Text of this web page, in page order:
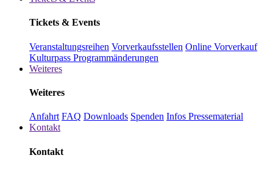
Tickets & Events
Veranstaltungsreihen Vorverkaufsstellen Online Vorverkauf
Kulturpass Programmänderungen
Weiteres
Weiteres
Anfahrt FAQ Downloads Spenden Infos Pressematerial
Kontakt
Kontakt